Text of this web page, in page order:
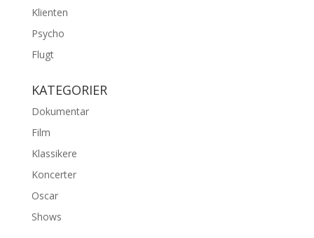
Klienten
Psycho
Flugt
KATEGORIER
Dokumentar
Film
Klassikere
Koncerter
Oscar
Shows